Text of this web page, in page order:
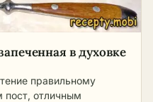
в духовке
правильному
отличным